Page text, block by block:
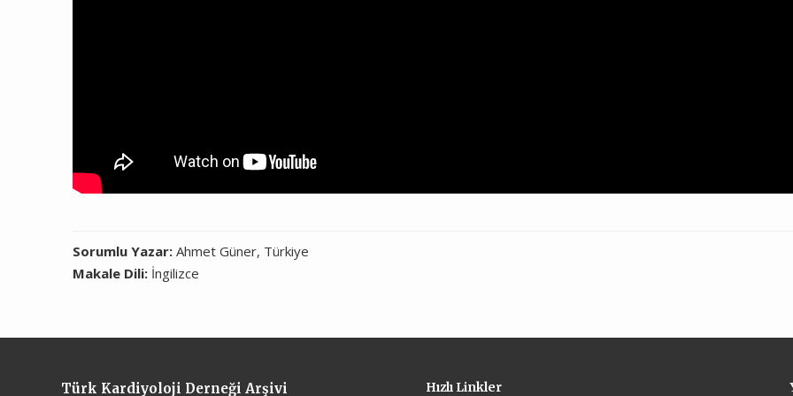
Sorumlu Yazar:Ahmet Güner, Türkiye
Makale Dili: İngilizce
Türk Kardiyoloji Derneği Arşivi Hızlı Linkler